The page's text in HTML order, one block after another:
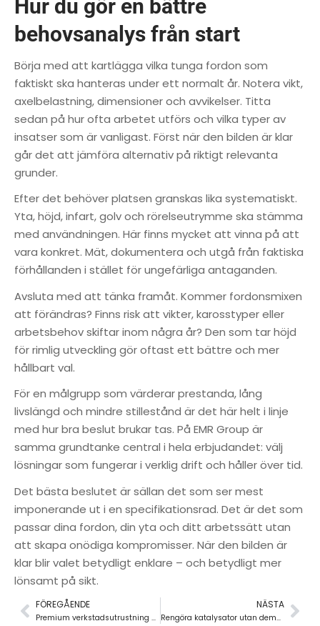
Hur du gör en bättre
behovsanalys från start
Börja med att kartlägga vilka tunga fordon som
faktiskt ska hanteras under ett normalt år. Notera vikt,
axelbelastning, dimensioner och avvikelser. Titta
sedan på hur ofta arbetet utförs och vilka typer av
insatser som är vanligast. Först när den bilden är klar
går det att jämföra alternativ på riktigt relevanta
grunder.
Efter det behöver platsen granskas lika systematiskt.
Yta, höjd, infart, golv och rörelseutrymme ska stämma
med användningen. Här finns mycket att vinna på att
vara konkret. Mät, dokumentera och utgå från faktiska
förhållanden i stället för ungefärliga antaganden.
Avsluta med att tänka framåt. Kommer fordonsmixen
att förändras? Finns risk att vikter, karosstyper eller
arbetsbehov skiftar inom några år? Den som tar höjd
för rimlig utveckling gör oftast ett bättre och mer
hållbart val.
För en målgrupp som värderar prestanda, lång
livslängd och mindre stillestånd är det här helt i linje
med hur bra beslut brukar tas. På EMR Group är
samma grundtanke central i hela erbjudandet: välj
lösningar som fungerar i verklig drift och håller över tid.
Det bästa beslutet är sällan det som ser mest
imponerande ut i en specifikationsrad. Det är det som
passar dina fordon, din yta och ditt arbetssätt utan
att skapa onödiga kompromisser. När den bilden är
klar blir valet betydligt enklare – och betydligt mer
lönsamt på sikt.
FÖREGÅENDE
Premium verkstadsutrustning online för företag
NÄSTA
Rengöra katalysator utan demontering på verkstad